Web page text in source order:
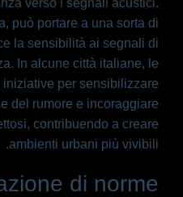
verso i segnali acustici.
può portare a una sorta di
la sensibilità ai segnali di
In alcune città italiane, le
per sensibilizzare
del rumore e incoraggiare
contribuendo a creare
ambienti urbani più vivibili.
di norme